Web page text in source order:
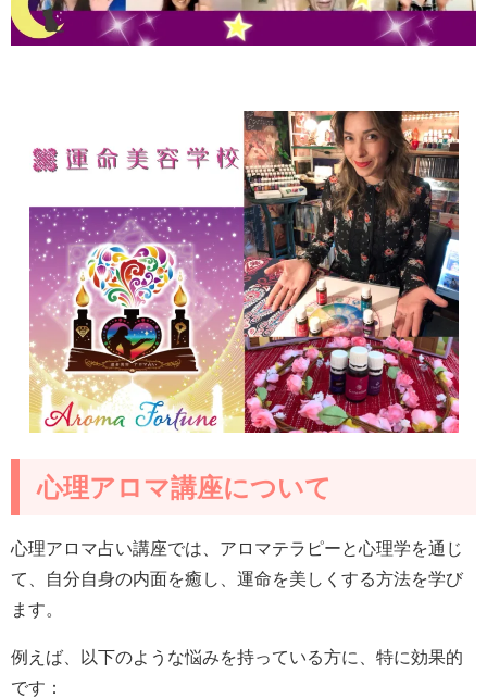
心理アロマ講座について
心理アロマ占い講座では、アロマテラピーと心理学を通じ
て、自分自身の内面を癒し、運命を美しくする方法を学び
ます。
例えば、以下のような悩みを持っている方に、特に効果的
です：